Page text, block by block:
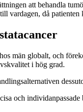
att behandla
vardagen, då
män globalt, och
i hög grad.
och